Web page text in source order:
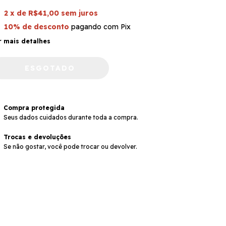
2 x de R$41,00 sem juros
10% de desconto pagando com Pix
mais detalhes
Compra protegida
Seus dados cuidados durante toda a compra.
Trocas e devoluções
Se não gostar, você pode trocar ou devolver.